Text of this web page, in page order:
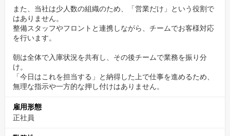
——
「お客様との距離が近くて、信頼してもらえているのを実感でき
る。
それがこの仕事の一番の魅力だと思います。」
——
単なる営業ではなく、地域に必要とされる仕事です。
定年退職者の後任募集｜あなたの経験が即戦力に
長年愛されてきた職場の中で、次世代を担う重要な役割をお任せ
また、当社は少人数の組織のため、「営業だけ」という役割で
はありません。
整備スタッフやフロントと連携しながら、チームでお客様対応
を行います。
朝は全体で入庫状況を共有し、その後チームで業務を振り分
け。
「今日はこれを担当する」と納得した上で仕事を進めるため、
無理な指示や一方的な押し付けはありません。
雇用形態
正社員